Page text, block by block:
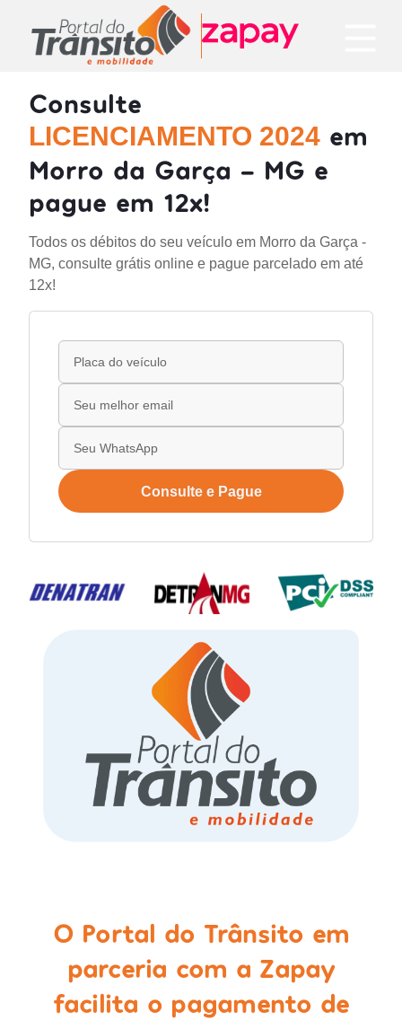
Consulte
LICENCIAMENTO 2024 em
Morro da Garça - MG e
pague em 12x!
Todos os débitos do seu veículo em Morro da Garça -
MG, consulte grátis online e pague parcelado em até
12x!
Consulte e Pague
O Portal do Trânsito em
parceria com a Zapay
facilita o pagamento de